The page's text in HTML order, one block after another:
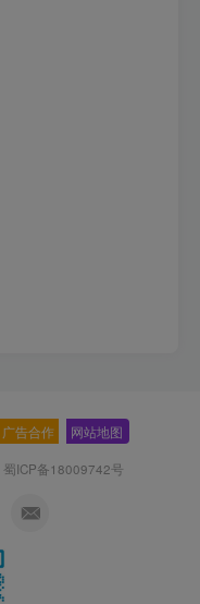
广告合作 网站地图
蜀ICP备18009742号